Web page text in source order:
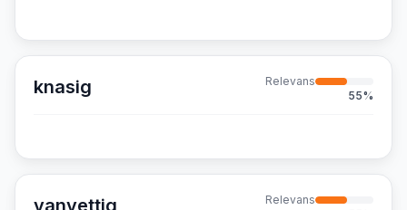
knasig
Relevans
55%
vanvettig
Relevans